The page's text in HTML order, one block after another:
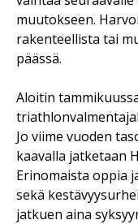
muutokseen.
rakenteellista tai
päässä.
Aloitin
Jo viime vuoden
kaavalla jatketaan
Erinomaista oppia
sekä
jatkuen aina